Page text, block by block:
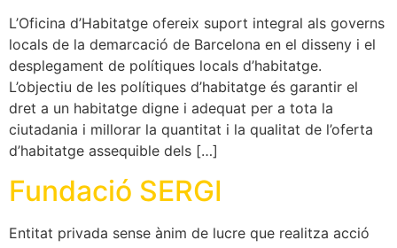
L’Oficina d’Habitatge ofereix suport integral als governs
locals de la demarcació de Barcelona en el disseny i el
desplegament de polítiques locals d’habitatge.
L’objectiu de les polítiques d’habitatge és garantir el
dret a un habitatge digne i adequat per a tota la
ciutadania i millorar la quantitat i la qualitat de l’oferta
d’habitatge assequible dels […]
Fundació SERGI
Entitat privada sense ànim de lucre que realitza acció